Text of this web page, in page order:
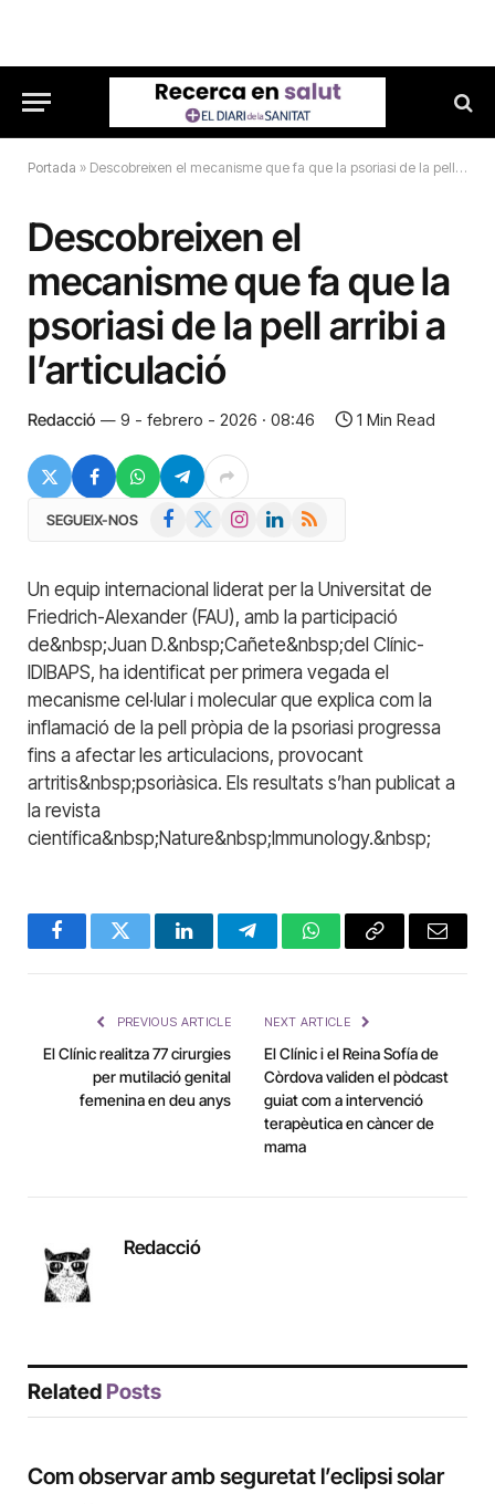
Portada » Descobreixen el mecanisme que fa que la psoriasi de la pell arribi a l’articulació
Descobreixen el
mecanisme que fa que la
psoriasi de la pell arribi a
l’articulació
Redacció 9 - febrero - 2026 · 08:46 1 Min Read
SEGUEIX-NOS Facebook InstagramLinkedIn
RSS
Un equip internacional liderat per la Universitat de
Friedrich-Alexander (FAU), amb la participació
de&nbsp;Juan D.&nbsp;Cañete&nbsp;del Clínic-
IDIBAPS, ha identificat per primera vegada el
mecanisme cel·lular i molecular que explica com la
inflamació de la pell pròpia de la psoriasi progressa
fins a afectar les articulacions, provocant
artritis&nbsp;psoriàsica. Els resultats s’han publicat a
la revista
científica&nbsp;Nature&nbsp;Immunology.&nbsp;
FacebookTwitter LinkedInTelegramWhatsAppCopy
Email
PREVIOUS ARTICLE
El Clínic realitza 77 cirurgies
per mutilació genital
femenina en deu anys
NEXT ARTICLE
El Clínic i el Reina Sofía de
Còrdova validen el pòdcast
guiat com a intervenció
terapèutica en càncer de
mama
Redacció
Related Posts
Com observar amb seguretat l’eclipsi solar